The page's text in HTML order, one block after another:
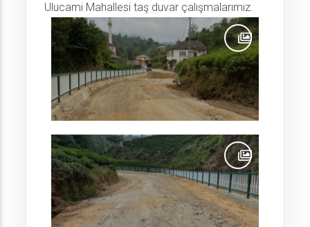
Ulucami Mahallesi taş duvar çalışmalarımız.